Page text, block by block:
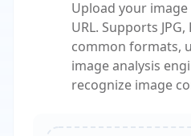
Upload your
URL. Supports
common formats,
image analysis
recognize image